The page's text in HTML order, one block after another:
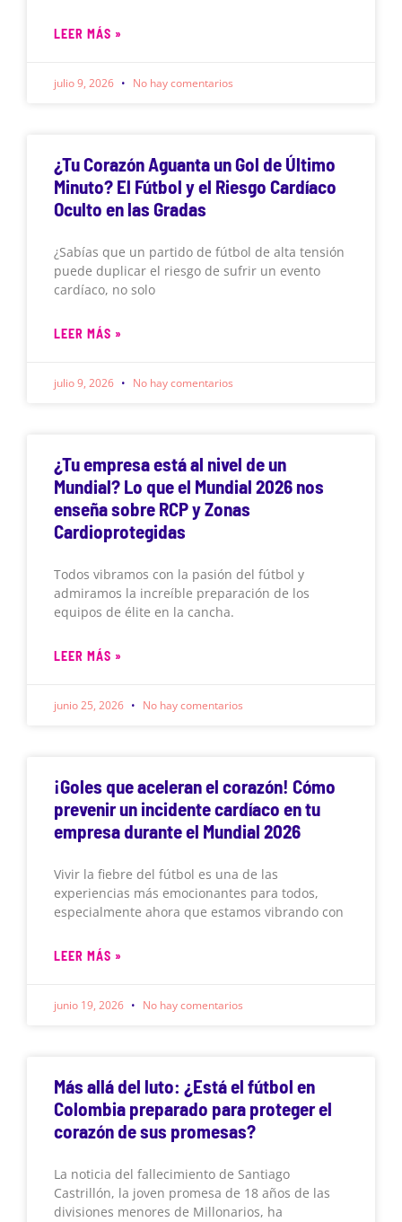
LEER MÁS »
julio 9, 2026 No hay comentarios
¿Tu Corazón Aguanta un Gol de Último
Minuto? El Fútbol y el Riesgo Cardíaco
Oculto en las Gradas
¿Sabías que un partido de fútbol de alta tensión
puede duplicar el riesgo de sufrir un evento
cardíaco, no solo
LEER MÁS »
julio 9, 2026 No hay comentarios
¿Tu empresa está al nivel de un
Mundial? Lo que el Mundial 2026 nos
enseña sobre RCP y Zonas
Cardioprotegidas
Todos vibramos con la pasión del fútbol y
admiramos la increíble preparación de los
equipos de élite en la cancha.
LEER MÁS »
junio 25, 2026 No hay comentarios
¡Goles que aceleran el corazón! Cómo
prevenir un incidente cardíaco en tu
empresa durante el Mundial 2026
Vivir la fiebre del fútbol es una de las
experiencias más emocionantes para todos,
especialmente ahora que estamos vibrando con
LEER MÁS »
junio 19, 2026 No hay comentarios
Más allá del luto: ¿Está el fútbol en
Colombia preparado para proteger el
corazón de sus promesas?
La noticia del fallecimiento de Santiago
Castrillón, la joven promesa de 18 años de las
divisiones menores de Millonarios, ha